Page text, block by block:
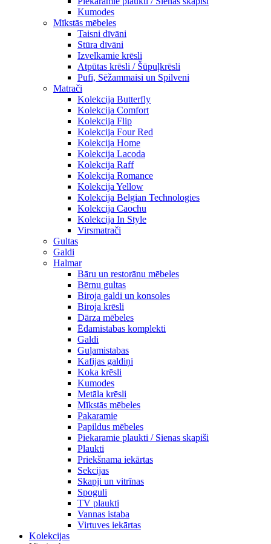
Kumodes
Mīkstās mēbeles
Taisni dīvāni
Stūra dīvāni
Izvelkamie krēsli
Atpūtas krēsli / Šūpuļkrēsli
Pufi, Sēžammaisi un Spilveni
Matrači
Kolekcija Butterfly
Kolekcija Comfort
Kolekcija Flip
Kolekcija Four Red
Kolekcija Home
Kolekcija Lacoda
Kolekcija Raff
Kolekcija Romance
Kolekcija Yellow
Kolekcija Belgian Technologies
Kolekcija Caochu
Kolekcija In Style
Virsmatrači
Gultas
Galdi
Halmar
Bāru un restorānu mēbeles
Bērnu gultas
Biroja galdi un konsoles
Biroja krēsli
Dārza mēbeles
Ēdamistabas komplekti
Galdi
Guļamistabas
Kafijas galdiņi
Koka krēsli
Kumodes
Metāla krēsli
Mīkstās mēbeles
Pakaramie
Papildus mēbeles
Piekaramie plaukti / Sienas skapiši
Plaukti
Priekšnama iekārtas
Sekcijas
Skapji un vitrīnas
Spoguli
TV plaukti
Vannas istaba
Virtuves iekārtas
Kolekcijas